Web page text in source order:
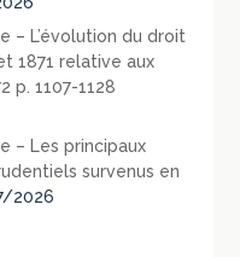
– L’évolution du droit
1871 relative aux
p. 1107-1128
– Les principaux
survenus en
2026